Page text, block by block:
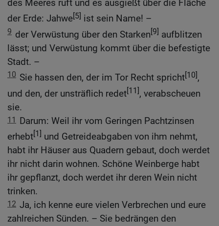
des Meeres ruft und es ausgießt über die Fläche
der Erde: Jahwe[5] ist sein Name! –
9 der Verwüstung über den Starken[9] aufblitzen
lässt; und Verwüstung kommt über die befestigte
Stadt. –
10 Sie hassen den, der im Tor Recht spricht[10],
und den, der unsträflich redet[11], verabscheuen
sie.
11 Darum: Weil ihr vom Geringen Pachtzinsen
erhebt[1] und Getreideabgaben von ihm nehmt,
habt ihr Häuser aus Quadern gebaut, doch werdet
ihr nicht darin wohnen. Schöne Weinberge habt
ihr gepflanzt, doch werdet ihr deren Wein nicht
trinken.
12 Ja, ich kenne eure vielen Verbrechen und eure
zahlreichen Sünden. – Sie bedrängen den